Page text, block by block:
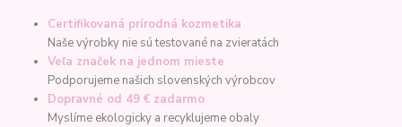
Certifikovaná prírodná kozmetika
Naše výrobky nie sú testované na zvieratách
Veľa značek na jednom mieste
Podporujeme našich slovenských výrobcov
Dopravné od 49 € zadarmo
Myslíme ekologicky a recyklujeme obaly